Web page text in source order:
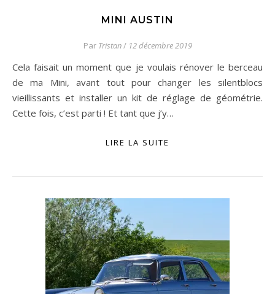
MINI AUSTIN
Par Tristan/ 12 décembre 2019
Cela faisait un moment que je voulais rénover le berceau
de ma Mini, avant tout pour changer les silentblocs
vieillissants et installer un kit de réglage de géométrie.
Cette fois, c’est parti ! Et tant que j’y…
LIRE LA SUITE